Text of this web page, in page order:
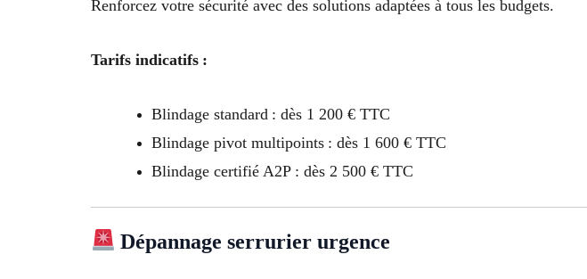
Renforcez votre sécurité avec des solutions adaptées à tous les budgets.
Tarifs indicatifs :
Blindage standard : dès 1 200 € TTC
Blindage pivot multipoints : dès 1 600 € TTC
Blindage certifié A2P : dès 2 500 € TTC
Dépannage serrurier urgence